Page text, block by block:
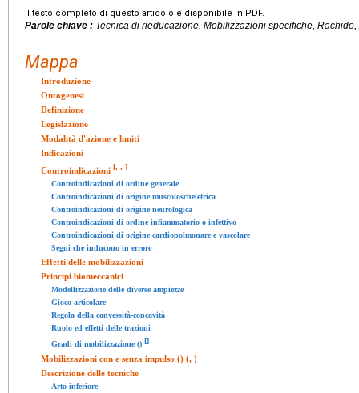
Il testo completo di questo articolo è disponibile in PDF.
Parole chiave : Tecnica di rieducazione, Mobilizzazioni specifiche,
Mappa
Introduzione
Ontogenesi
Definizione
Legislazione
Modalità d'azione e limiti
Indicazioni
Controindicazioni [, , ]
Controindicazioni di ordine generale
Controindicazioni di origine muscoloscheletrica
Controindicazioni di origine neurologica
Controindicazioni di ordine infiammatorio o infettivo
Controindicazioni di origine cardiopolmonare e vascolare
Segni che inducono in errore
Effetti delle mobilizzazioni
Principi biomeccanici
Modellizzazione delle diverse ampiezze
Gioco articolare
Regola della convessità-concavità
Ruolo ed effetti delle trazioni
Gradi di mobilizzazione () []
Mobilizzazioni con e senza impulso () (, )
Descrizione delle tecniche
Arto inferiore